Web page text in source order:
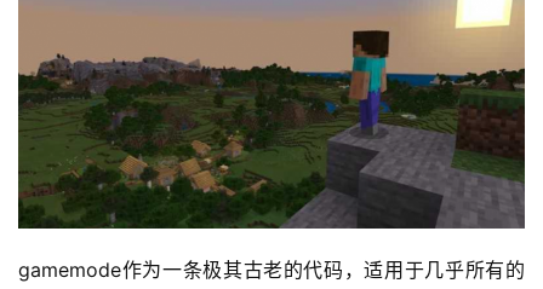
gamemode作为一条极其古老的代码，适用于几乎所有的